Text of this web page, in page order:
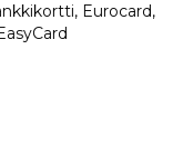
Eurocard,